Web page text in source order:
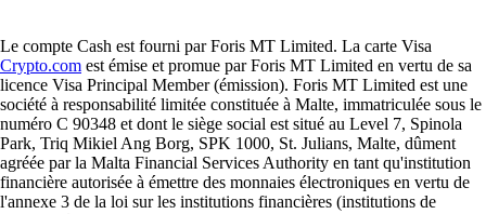
Le compte Cash est fourni par Foris MT Limited. La carte Visa
Crypto.com est émise et promue par Foris MT Limited en vertu de sa
licence Visa Principal Member (émission). Foris MT Limited est une
société à responsabilité limitée constituée à Malte, immatriculée sous le
numéro C 90348 et dont le siège social est situé au Level 7, Spinola
Park, Triq Mikiel Ang Borg, SPK 1000, St. Julians, Malte, dûment
agréée par la Malta Financial Services Authority en tant qu'institution
financière autorisée à émettre des monnaies électroniques en vertu de
l'annexe 3 de la loi sur les institutions financières (institutions de